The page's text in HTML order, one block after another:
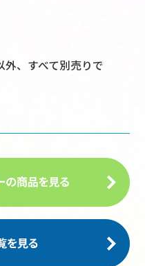
外、すべて別売りで